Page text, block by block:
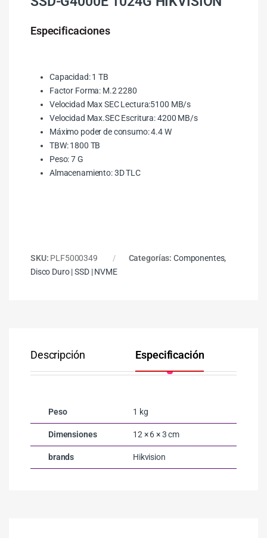
Especificaciones
Capacidad: 1 TB
Factor Forma: M.2 2280
Velocidad Max SEC Lectura:5100 MB/s
Velocidad Max.SEC Escritura: 4200 MB/s
Máximo poder de consumo: 4.4 W
TBW: 1800 TB
Peso: 7 G
Almacenamiento: 3D TLC
SKU: PLF5000349 Categorías: Componentes,
Disco Duro | SSD | NVME
Descripción Especificación
Peso 1 kg
Dimensiones 12 × 6 × 3 cm
brands Hikvision